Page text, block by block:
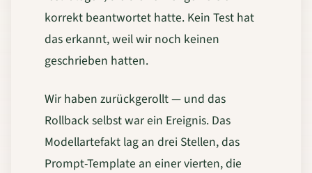
korrekt beantwortet hatte. Kein Test hat
das erkannt, weil wir noch keinen
geschrieben hatten.
Wir haben zurückgerollt — und das
Rollback selbst war ein Ereignis. Das
Modellartefakt lag an drei Stellen, das
Prompt-Template an einer vierten, die